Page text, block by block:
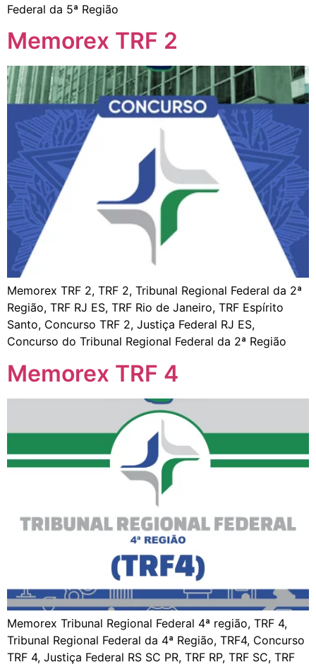
Federal da 5ª Região
Memorex TRF 2
Memorex TRF 2, TRF 2, Tribunal Regional Federal da 2ª
Região, TRF RJ ES, TRF Rio de Janeiro, TRF Espírito
Santo, Concurso TRF 2, Justiça Federal RJ ES,
Concurso do Tribunal Regional Federal da 2ª Região
Memorex TRF 4
Memorex Tribunal Regional Federal 4ª região, TRF 4,
Tribunal Regional Federal da 4ª Região, TRF4, Concurso
TRF 4, Justiça Federal RS SC PR, TRF RP, TRF SC, TRF